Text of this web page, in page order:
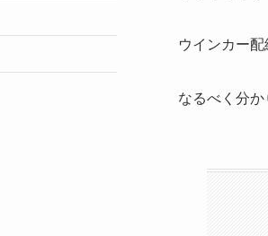
ウインカー
なるべく分か